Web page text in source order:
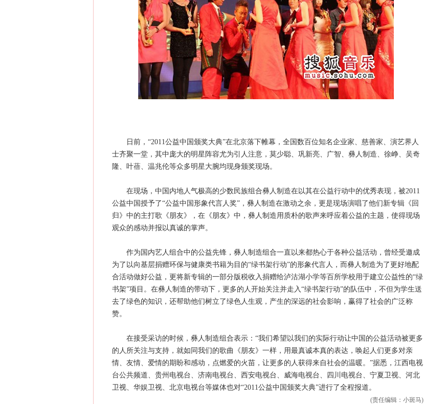
日前，“2011公益中国颁奖大典”在北京落下帷幕，全国数百位知名企业家、慈善家、演艺界人
士齐聚一堂，其中庞大的明星阵容尤为引人注意，莫少聪、巩新亮、广智、彝人制造、徐峥、吴奇
隆、叶蓓、温兆伦等众多明星大腕均现身颁奖现场。
在现场，中国内地人气极高的少数民族组合彝人制造在以其在公益行动中的优秀表现，被2011
公益中国授予了“公益中国形象代言人奖”，彝人制造在激动之余，更是现场演唱了他们新专辑《回
归》中的主打歌《朋友》，在《朋友》中，彝人制造用质朴的歌声来呼应着公益的主题，使得现场
观众的感动并报以真诚的掌声。
作为国内艺人组合中的公益先锋，彝人制造组合一直以来都热心于各种公益活动，曾经受邀成
为了以向基层捐赠环保与健康类书籍为目的“绿书架行动”的形象代言人，而彝人制造为了更好地配
合活动做好公益，更将新专辑的一部分版税收入捐赠给泸沽湖小学等百所学校用于建立公益性的“绿
书架”项目。在彝人制造的带动下，更多的人开始关注并走入“绿书架行动”的队伍中，不但为学生送
去了绿色的知识，还帮助他们树立了绿色人生观，产生的深远的社会影响，赢得了社会的广泛称
赞。
在接受采访的时候，彝人制造组合表示：“我们希望以我们的实际行动让中国的公益活动被更多
的人所关注与支持，就如同我们的歌曲《朋友》一样，用最真诚本真的表达，唤起人们更多对亲
情、友情、爱情的期盼和感动，点燃爱的火苗，让更多的人获得来自社会的温暖。”据悉，江西电视
台公共频道、贵州电视台、济南电视台、西安电视台、威海电视台、四川电视台、宁夏卫视、河北
卫视、华娱卫视、北京电视台等媒体也对“2011公益中国颁奖大典”进行了全程报道。
(责任编辑：小斑马)